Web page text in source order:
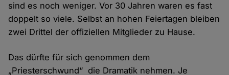
sind es noch weniger. Vor 30 Jahren waren es fast
doppelt so viele. Selbst an hohen Feiertagen bleiben
zwei Drittel der offiziellen Mitglieder zu Hause.
Das dürfte für sich genommen dem
„Priesterschwund“ die Dramatik nehmen. Je